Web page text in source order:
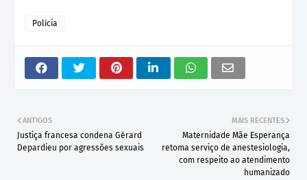
Polícia
MAIS RECENTES
Maternidade Mãe Esperança
retoma serviço de anestesiologia,
com respeito ao atendimento
humanizado
ANTIGOS
Justiça francesa condena Gérard
Depardieu por agressões sexuais